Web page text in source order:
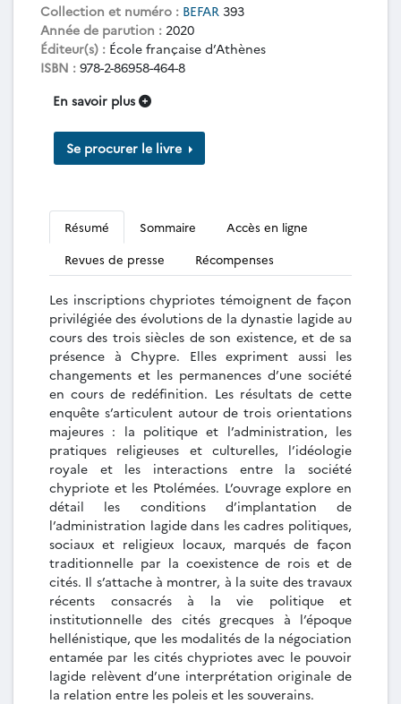
Collection et numéro : BEFAR 393
Année de parution : 2020
Éditeur(s) : École française d’Athènes
ISBN : 978-2-86958-464-8
En savoir plus
Se procurer le livre
Résumé Sommaire
Accès en ligne
Revues de presse
Récompenses
Les inscriptions chypriotes témoignent de façon
privilégiée des évolutions de la dynastie lagide au
cours des trois siècles de son existence, et de sa
présence à Chypre. Elles expriment aussi les
changements et les permanences d’une société
en cours de redéfinition. Les résultats de cette
enquête s’articulent autour de trois orientations
majeures : la politique et l’administration, les
pratiques religieuses et culturelles, l’idéologie
royale et les interactions entre la société
chypriote et les Ptolémées. L’ouvrage explore en
détail les conditions d’implantation de
l’administration lagide dans les cadres politiques,
sociaux et religieux locaux, marqués de façon
traditionnelle par la coexistence de rois et de
cités. Il s’attache à montrer, à la suite des travaux
récents consacrés à la vie politique et
institutionnelle des cités grecques à l’époque
hellénistique, que les modalités de la négociation
entamée par les cités chypriotes avec le pouvoir
lagide relèvent d’une interprétation originale de
la relation entre les poleis et les souverains.